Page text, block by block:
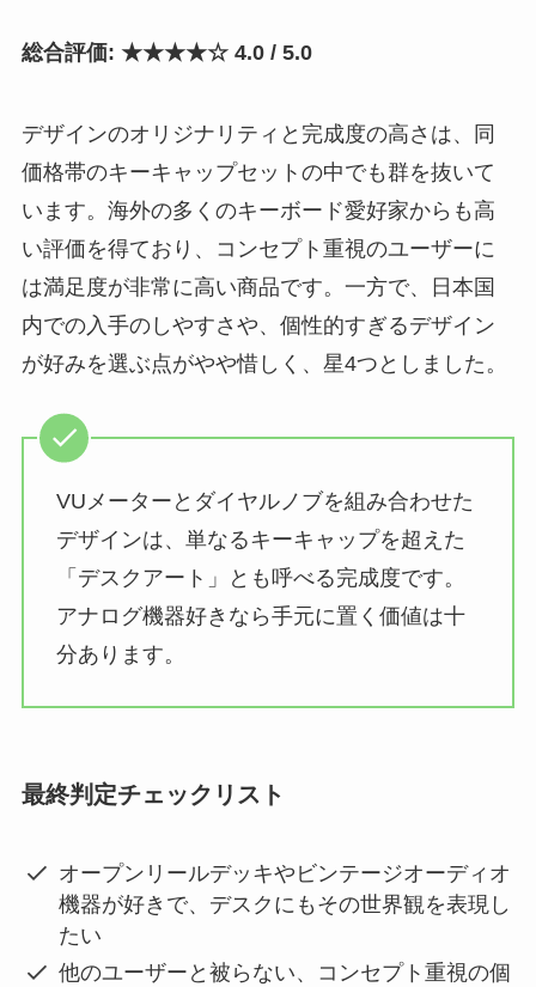
総合評価: ★★★★☆ 4.0 / 5.0
デザインのオリジナリティと完成度の高さは、同
価格帯のキーキャップセットの中でも群を抜いて
います。海外の多くのキーボード愛好家からも高
い評価を得ており、コンセプト重視のユーザーに
は満足度が非常に高い商品です。一方で、日本国
内での入手のしやすさや、個性的すぎるデザイン
が好みを選ぶ点がやや惜しく、星4つとしました。
VUメーターとダイヤルノブを組み合わせた
デザインは、単なるキーキャップを超えた
「デスクアート」とも呼べる完成度です。
アナログ機器好きなら手元に置く価値は十
分あります。
最終判定チェックリスト
オープンリールデッキやビンテージオーディオ
機器が好きで、デスクにもその世界観を表現し
たい
他のユーザーと被らない、コンセプト重視の個